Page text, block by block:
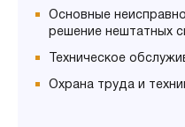
Основные
решение нештатных
Техническое
Охрана труда и